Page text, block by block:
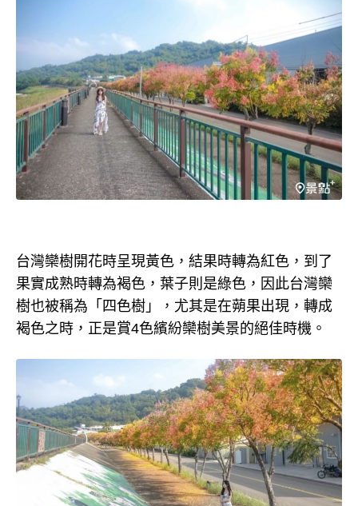
台灣欒樹開花時呈現黃色，結果時轉為紅色，到了
果實成熟時轉為褐色，葉子則是綠色，因此台灣欒
樹也被稱為「四色樹」，尤其是在蒴果出現，轉成
褐色之時，正是賞4色繽紛欒樹美景的絕佳時機。